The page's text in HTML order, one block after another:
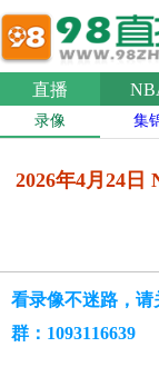
直播
录像 集
2026年4月24日
看录像不迷路，
群：1093116639